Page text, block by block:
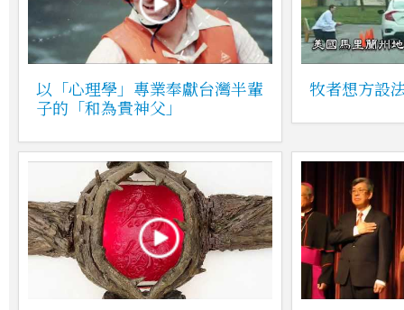
以「心理學」專業奉獻台灣半輩
子的「和為貴神父」
牧者想方設